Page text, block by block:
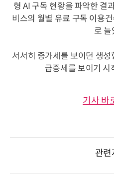
형 AI 구독 현황을 파악한 결
비스의 월별 유료 구독 이용
로 늘
서서히 증가세를 보이던 생성
급증세를 보이기
기사 바
관련